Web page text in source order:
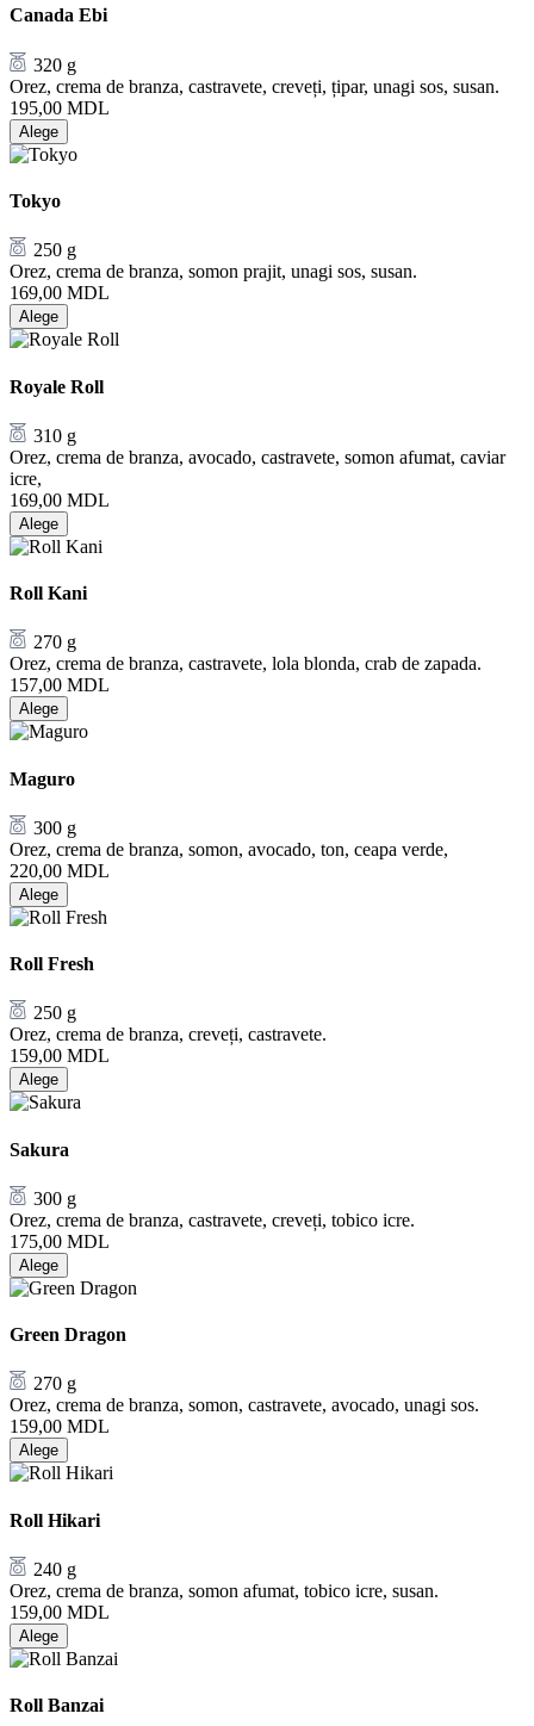
Canada Ebi
320 g
Orez, crema de branza, castravete, creveți, țipar, unagi sos, susan.
195,00 MDL
Alege
Tokyo
250 g
Orez, crema de branza, somon prajit, unagi sos, susan.
169,00 MDL
Alege
Royale Roll
310 g
Orez, crema de branza, avocado, castravete, somon afumat, caviar
icre,
169,00 MDL
Alege
Roll Kani
270 g
Orez, crema de branza, castravete, lola blonda, crab de zapada.
157,00 MDL
Alege
Maguro
300 g
Orez, crema de branza, somon, avocado, ton, ceapa verde,
220,00 MDL
Alege
Roll Fresh
250 g
Orez, crema de branza, creveți, castravete.
159,00 MDL
Alege
Sakura
300 g
Orez, crema de branza, castravete, creveți, tobico icre.
175,00 MDL
Alege
Green Dragon
270 g
Orez, crema de branza, somon, castravete, avocado, unagi sos.
159,00 MDL
Alege
Roll Hikari
240 g
Orez, crema de branza, somon afumat, tobico icre, susan.
159,00 MDL
Alege
Roll Banzai